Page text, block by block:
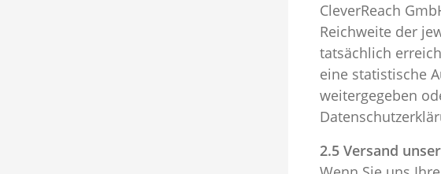
CleverReach
Reichweite der
tatsächlich
eine statistische
weitergegeben
2.5 Versand